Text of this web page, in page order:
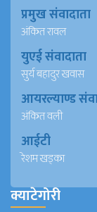
प्रमुख संवादाता
अंकित रावल
युएई संवादाता
सुर्य बहादुर खवास
आयरल्याण्ड
अंकित वली
आईटी
रेशम खड्का
क्याटेगोरी